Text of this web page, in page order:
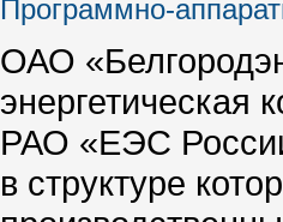
Программно-
ОАО
энергетическая
РАО «ЕЭС
в структуре